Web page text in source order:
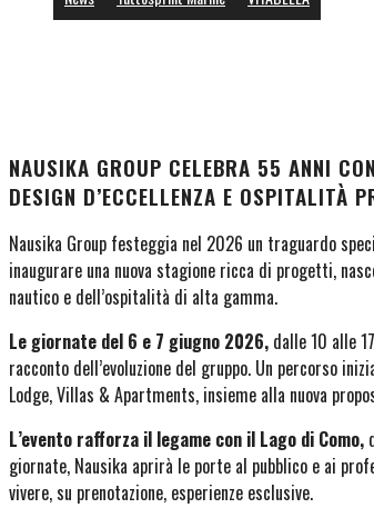
NAUSIKA GROUP CELEBRA 55 ANNI
DESIGN D’ECCELLENZA E OSPITALITÀ
Nausika Group festeggia nel 2026 un traguardo
inaugurare una nuova stagione ricca di progetti,
nautico e dell’ospitalità di alta gamma.
Le giornate del 6 e 7 giugno 2026, dalle 10 alle
racconto dell’evoluzione del gruppo. Un percorso
Lodge, Villas & Apartments, insieme alla nuova
L’evento rafforza il legame con il Lago di Como,
giornate, Nausika aprirà le porte al pubblico e ai
vivere, su prenotazione, esperienze esclusive.